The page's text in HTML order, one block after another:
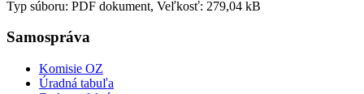
Typ súboru: PDF dokument, Veľkosť: 279,04 kB
Samospráva
Komisie OZ
Úradná tabuľa